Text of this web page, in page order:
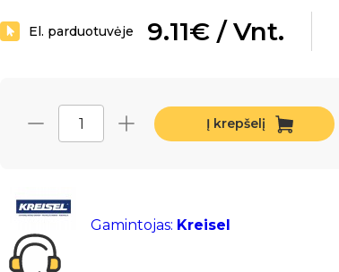
El. parduotuvėje 9.11€ / Vnt.
Į krepšelį
Gamintojas: Kreisel